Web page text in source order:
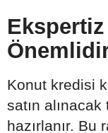
Konut kredisi
satın
hazırlanır.